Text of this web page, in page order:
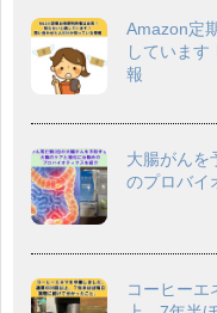
Amazon定
していま
報
大腸がんを
のプロバイ
コーヒーエ